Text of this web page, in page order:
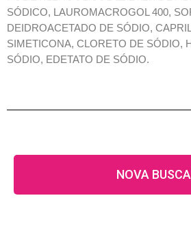
SÓDICO, LAUROMACROGOL 400,
DEIDROACETADO DE SÓDIO,
SIMETICONA, CLORETO DE SÓDIO,
SÓDIO, EDETATO DE SÓDIO.
NOVA BUSCA